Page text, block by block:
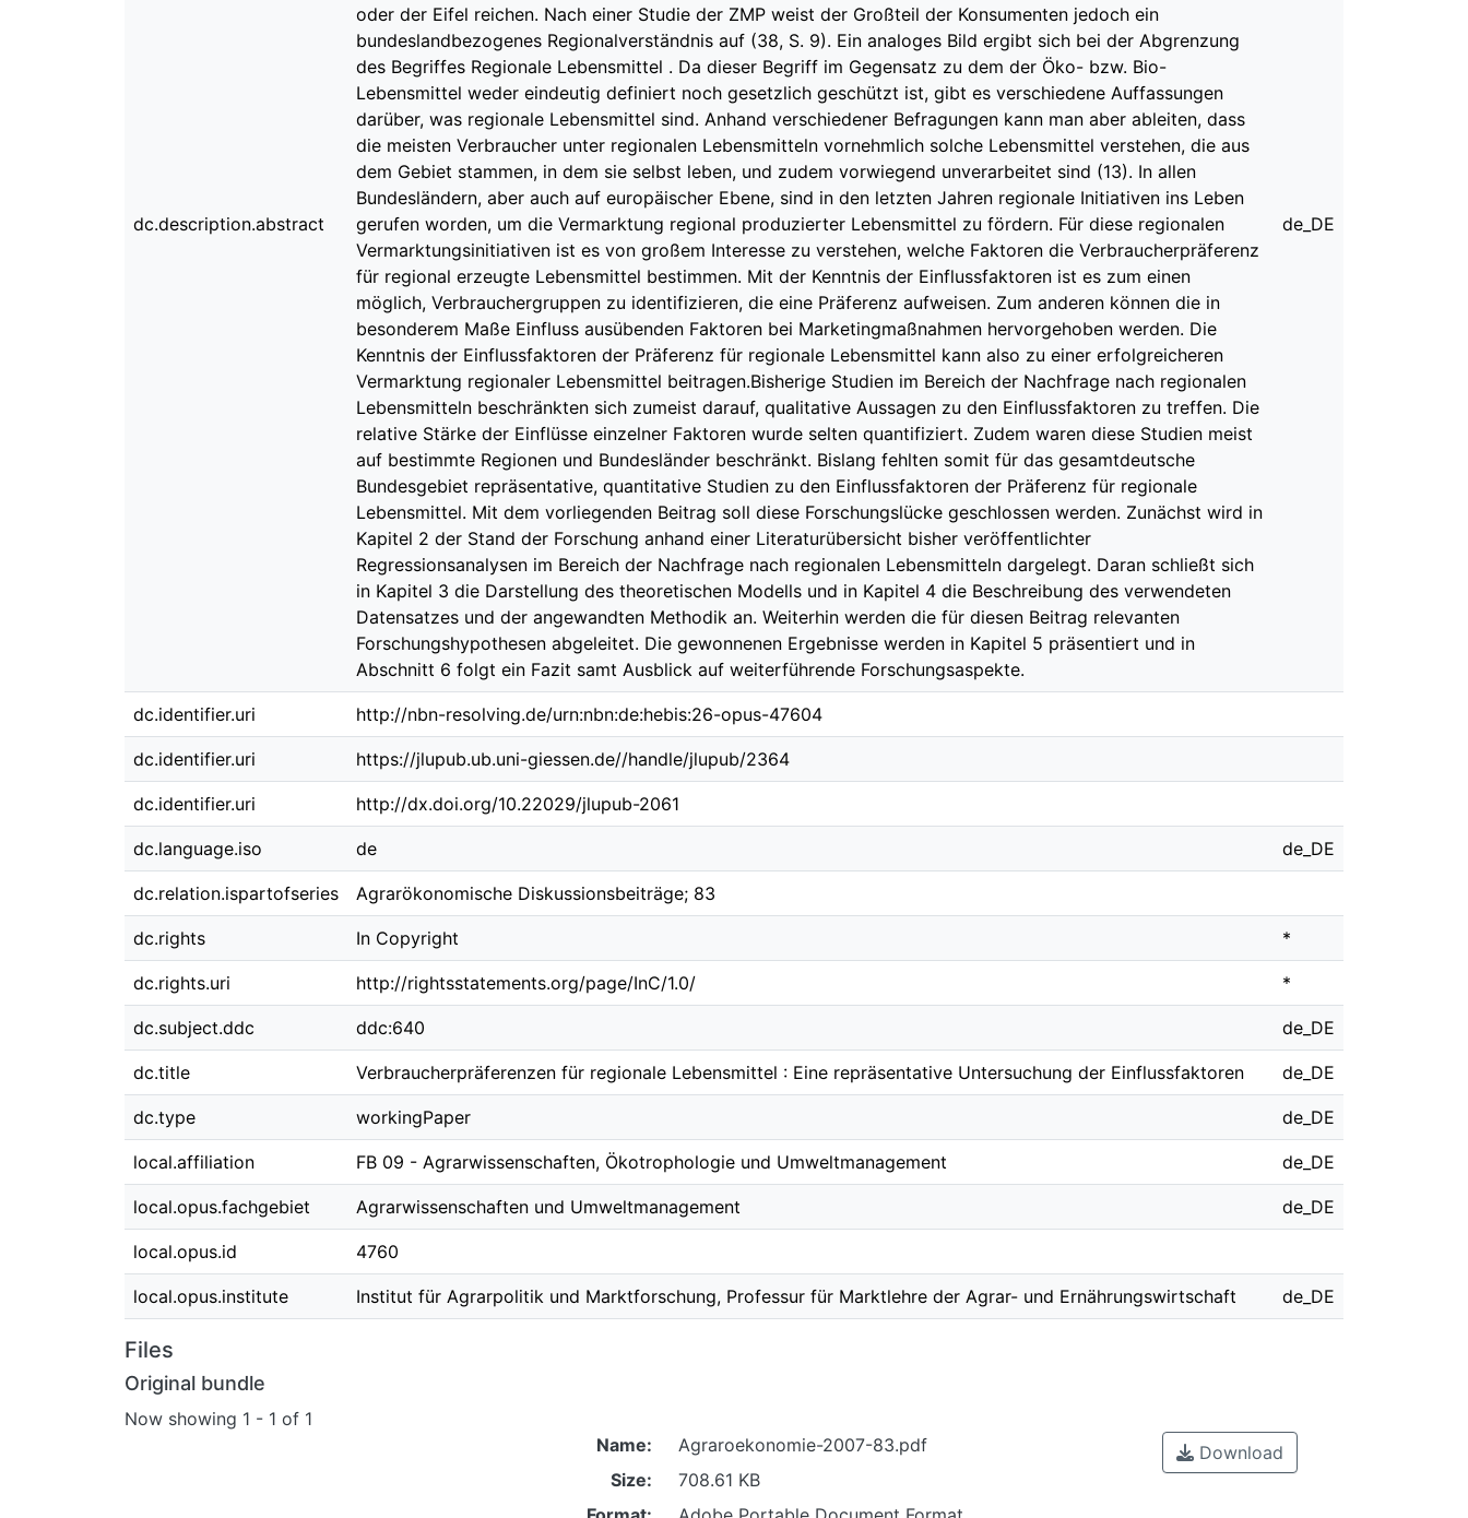
dc.description.abstract
oder der Eifel reichen. Nach einer Studie der ZMP weist der Großteil der Konsumenten jedoch ein
bundeslandbezogenes Regionalverständnis auf (38, S. 9). Ein analoges Bild ergibt sich bei der Abgrenzung
des Begriffes Regionale Lebensmittel . Da dieser Begriff im Gegensatz zu dem der Öko- bzw. Bio-
Lebensmittel weder eindeutig definiert noch gesetzlich geschützt ist, gibt es verschiedene Auffassungen
darüber, was regionale Lebensmittel sind. Anhand verschiedener Befragungen kann man aber ableiten, dass
die meisten Verbraucher unter regionalen Lebensmitteln vornehmlich solche Lebensmittel verstehen, die aus
dem Gebiet stammen, in dem sie selbst leben, und zudem vorwiegend unverarbeitet sind (13). In allen
Bundesländern, aber auch auf europäischer Ebene, sind in den letzten Jahren regionale Initiativen ins Leben
gerufen worden, um die Vermarktung regional produzierter Lebensmittel zu fördern. Für diese regionalen
Vermarktungsinitiativen ist es von großem Interesse zu verstehen, welche Faktoren die Verbraucherpräferenz
für regional erzeugte Lebensmittel bestimmen. Mit der Kenntnis der Einflussfaktoren ist es zum einen
möglich, Verbrauchergruppen zu identifizieren, die eine Präferenz aufweisen. Zum anderen können die in
besonderem Maße Einfluss ausübenden Faktoren bei Marketingmaßnahmen hervorgehoben werden. Die
Kenntnis der Einflussfaktoren der Präferenz für regionale Lebensmittel kann also zu einer erfolgreicheren
Vermarktung regionaler Lebensmittel beitragen.Bisherige Studien im Bereich der Nachfrage nach regionalen
Lebensmitteln beschränkten sich zumeist darauf, qualitative Aussagen zu den Einflussfaktoren zu treffen. Die
relative Stärke der Einflüsse einzelner Faktoren wurde selten quantifiziert. Zudem waren diese Studien meist
auf bestimmte Regionen und Bundesländer beschränkt. Bislang fehlten somit für das gesamtdeutsche
Bundesgebiet repräsentative, quantitative Studien zu den Einflussfaktoren der Präferenz für regionale
Lebensmittel. Mit dem vorliegenden Beitrag soll diese Forschungslücke geschlossen werden. Zunächst wird in
Kapitel 2 der Stand der Forschung anhand einer Literaturübersicht bisher veröffentlichter
Regressionsanalysen im Bereich der Nachfrage nach regionalen Lebensmitteln dargelegt. Daran schließt sich
in Kapitel 3 die Darstellung des theoretischen Modells und in Kapitel 4 die Beschreibung des verwendeten
Datensatzes und der angewandten Methodik an. Weiterhin werden die für diesen Beitrag relevanten
Forschungshypothesen abgeleitet. Die gewonnenen Ergebnisse werden in Kapitel 5 präsentiert und in
Abschnitt 6 folgt ein Fazit samt Ausblick auf weiterführende Forschungsaspekte.
de_DE
dc.identifier.uri http://nbn-resolving.de/urn:nbn:de:hebis:26-opus-47604
dc.identifier.uri https://jlupub.ub.uni-giessen.de//handle/jlupub/2364
dc.identifier.uri http://dx.doi.org/10.22029/jlupub-2061
dc.language.iso de de_DE
dc.relation.ispartofseries Agrarökonomische Diskussionsbeiträge; 83
dc.rights In Copyright *
dc.rights.uri http://rightsstatements.org/page/InC/1.0/ *
dc.subject.ddc ddc:640 de_DE
dc.title Verbraucherpräferenzen für regionale Lebensmittel : Eine repräsentative Untersuchung der Einflussfaktoren de_DE
dc.type workingPaper de_DE
local.affiliation FB 09 - Agrarwissenschaften, Ökotrophologie und Umweltmanagement de_DE
local.opus.fachgebiet Agrarwissenschaften und Umweltmanagement de_DE
local.opus.id 4760
local.opus.institute Institut für Agrarpolitik und Marktforschung, Professur für Marktlehre der Agrar- und Ernährungswirtschaft de_DE
Files
Original bundle
Now showing 1 - 1 of 1
Name:
Agraroekonomie-2007-83.pdf
Size:
708.61 KB
Download